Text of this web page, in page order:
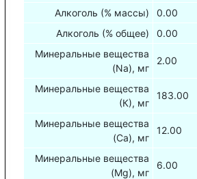
Алкоголь (% массы)
0.00
Алкоголь (% общее)
0.00
Минеральные вещества
(Na), мг
2.00
Минеральные вещества
(К), мг
183.00
Минеральные вещества
(Са), мг
12.00
Минеральные вещества
(Mg), мг
6.00